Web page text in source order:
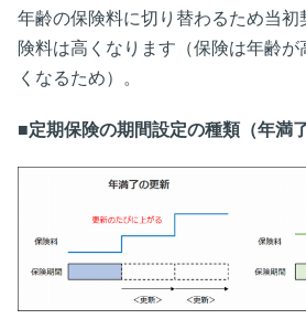
年齢の保険料に切り替わるため当初
険料は高くなります（保険は年齢
くなるため）。
■定期保険の期間設定の種類（年満